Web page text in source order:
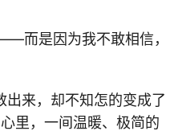
而是因为我不敢相信，
来，却不知怎的变成了
里，一间温暖、极简的